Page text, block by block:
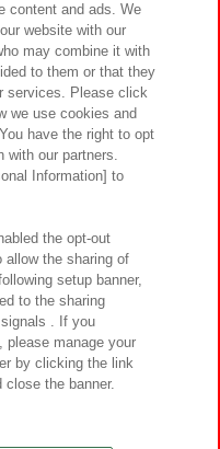
サイトポリシー
シビリティ方針と検証結果
あるご質問・お問い合わせ
Inc.
Lab Inc.
content and ads. We
website with our
may combine it with
to them or that they
services. Please click
we use cookies and
have the right to opt
with our partners.
Information] to
the opt-out
allow the sharing of
setup banner,
to the sharing
. If you
please manage your
by clicking the link
close the banner.